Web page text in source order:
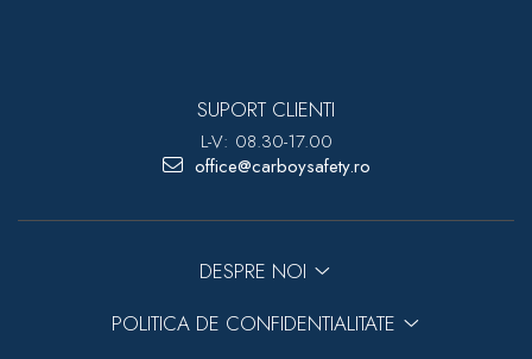
SUPORT CLIENTI
L-V: 08.30-17.00
office@carboysafety.ro
DESPRE NOI
POLITICA DE CONFIDENTIALITATE